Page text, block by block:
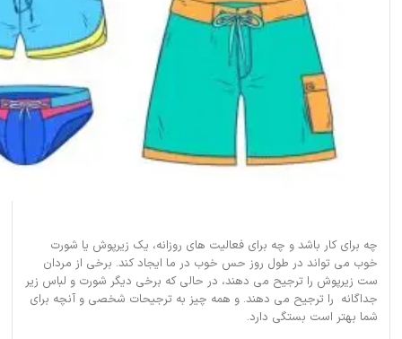
چه برای کار باشد و چه برای فعالیت های روزانه، یک زیرپوش یا شورت
خوب می تواند در طول روز حس خوب در ما ایجاد کند. برخی از مردان
ست زیرپوش را ترجیح می دهند، در حالی که برخی دیگر شورت و لباس زیر
جداگانه را ترجیح می دهند. و همه چیز به ترجیحات شخصی و آنچه برای
شما بهتر است بستگی دارد.